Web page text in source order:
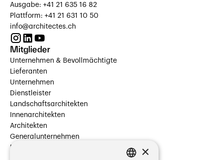
Ausgabe: +41 21 635 16 82
Plattform: +41 21 631 10 50
info@architectes.ch
Mitglieder
Unternehmen & Bevollmächtigte
Lieferanten
Unternehmen
Dienstleister
Landschaftsarchitekten
Innenarchitekten
Architekten
Generalunternehmen
Beauftragte Unternehmen
×